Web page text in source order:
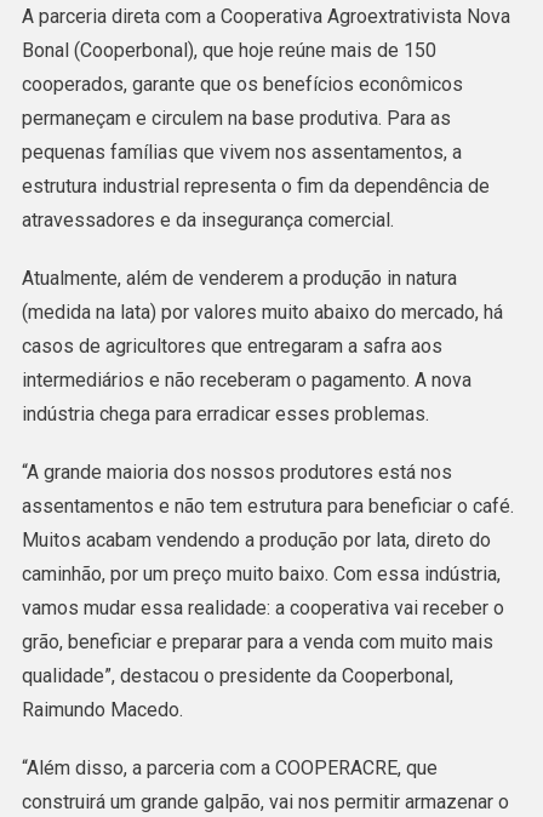
A parceria direta com a Cooperativa Agroextrativista Nova
Bonal (Cooperbonal), que hoje reúne mais de 150
cooperados, garante que os benefícios econômicos
permaneçam e circulem na base produtiva. Para as
pequenas famílias que vivem nos assentamentos, a
estrutura industrial representa o fim da dependência de
atravessadores e da insegurança comercial.
Atualmente, além de venderem a produção in natura
(medida na lata) por valores muito abaixo do mercado, há
casos de agricultores que entregaram a safra aos
intermediários e não receberam o pagamento. A nova
indústria chega para erradicar esses problemas.
“A grande maioria dos nossos produtores está nos
assentamentos e não tem estrutura para beneficiar o café.
Muitos acabam vendendo a produção por lata, direto do
caminhão, por um preço muito baixo. Com essa indústria,
vamos mudar essa realidade: a cooperativa vai receber o
grão, beneficiar e preparar para a venda com muito mais
qualidade”, destacou o presidente da Cooperbonal,
Raimundo Macedo.
“Além disso, a parceria com a COOPERACRE, que
construirá um grande galpão, vai nos permitir armazenar o